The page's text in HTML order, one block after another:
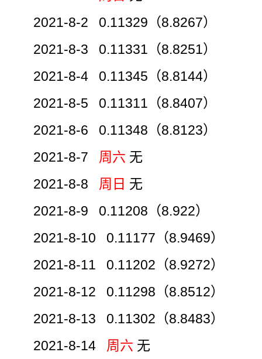
2021-8-2 0.11329（8.8267）
2021-8-3 0.11331（8.8251）
2021-8-4 0.11345（8.8144）
2021-8-5 0.11311（8.8407）
2021-8-6 0.11348（8.8123）
2021-8-7 周六 无
2021-8-8 周日 无
2021-8-9 0.11208（8.922）
2021-8-10 0.11177（8.9469）
2021-8-11 0.11202（8.9272）
2021-8-12 0.11298（8.8512）
2021-8-13 0.11302（8.8483）
2021-8-14 周六 无